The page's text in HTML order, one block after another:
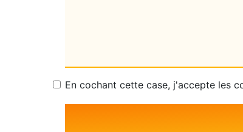
En cochant cette case, j'accepte les